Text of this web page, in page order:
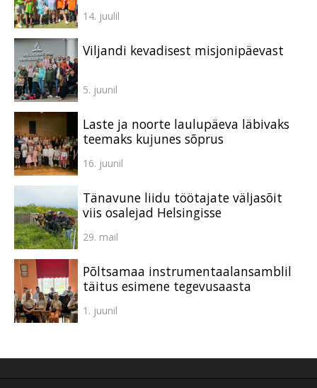
14. juulil
Viljandi kevadisest misjonipäevast
5. juunil
Laste ja noorte laulupäeva läbivaks
teemaks kujunes sõprus
16. juunil
Tänavune liidu töötajate väljasõit
viis osalejad Helsingisse
29. mail
Põltsamaa instrumentaalansamblil
täitus esimene tegevusaasta
1. juunil